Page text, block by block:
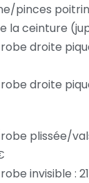
pinces
la ceinture
droite
droite
plissée/
invisible :